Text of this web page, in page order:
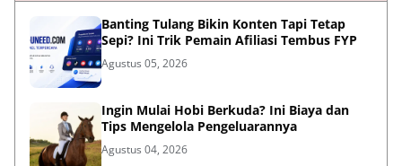
Banting Tulang Bikin Konten Tapi Tetap
Sepi? Ini Trik Pemain Afiliasi Tembus FYP
Agustus 05, 2026
Ingin Mulai Hobi Berkuda? Ini Biaya dan
Tips Mengelola Pengeluarannya
Agustus 04, 2026